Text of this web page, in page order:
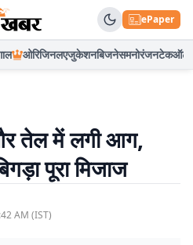
ePaper
ओरिजिनलएजुकेशनबिजनेसमनोरंजनटेकऑटो
तेल में लगी आग,
पूरा मिजाज
AM (IST)